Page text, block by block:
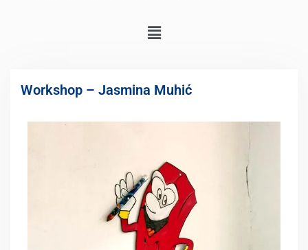
Workshop – Jasmina Muhić